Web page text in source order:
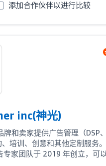
添加合作伙伴以进行比较
inc(神光)
和卖家提供广告管理（DSP、
、培训、创意和其他定制服务
专家团队于 2019 年创立，可